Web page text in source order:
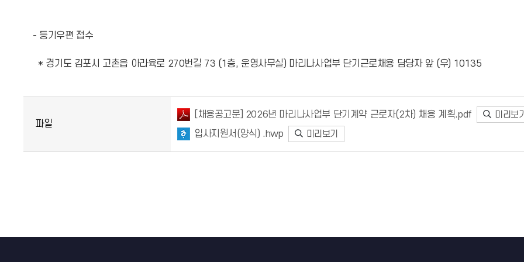
- 등기우편 접수
* 경기도 김포시 고촌읍 아라육로 270번길 73 (1층, 운영사무실) 마리나사업부 단기근로채용 담당자 앞 (우) 10135
파일
[채용공고문] 2026년 마리나사업부 단기계약 근로자(2차) 채용 계획.pdf
미리보
입사지원서(양식) .hwp
미리보기